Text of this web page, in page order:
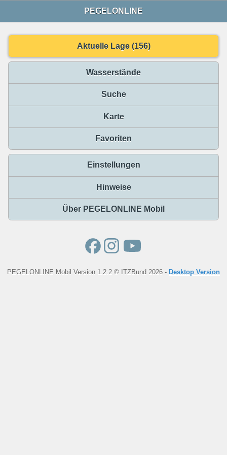
PEGELONLINE
Aktuelle Lage (156)
Wasserstände
Suche
Karte
Favoriten
Einstellungen
Hinweise
Über PEGELONLINE Mobil
PEGELONLINE Mobil Version 1.2.2 © ITZBund 2026 - Desktop Version